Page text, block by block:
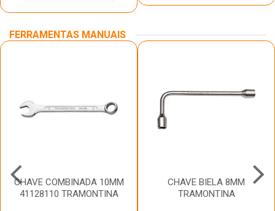
FERRAMENTAS MANUAIS
CHAVE COMBINADA 10MM
41128110 TRAMONTINA
CHAVE BIELA 8MM
TRAMONTINA